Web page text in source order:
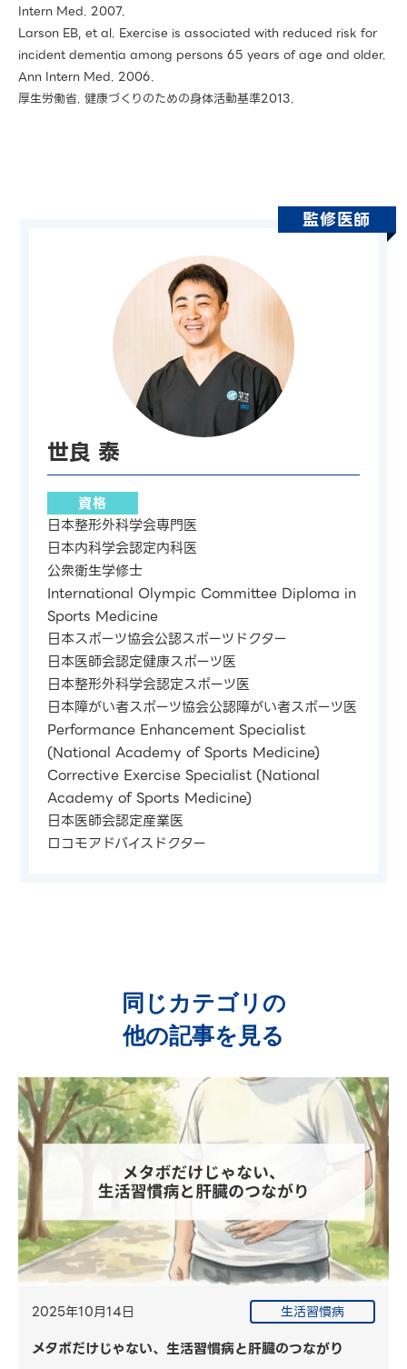
Intern Med. 2007.
Larson EB, et al. Exercise is associated with reduced risk for
incident dementia among persons 65 years of age and older.
Ann Intern Med. 2006.
厚生労働省. 健康づくりのための身体活動基準2013.
監修医師
世良 泰
資格
日本整形外科学会専門医
日本内科学会認定内科医
公衆衛生学修士
International Olympic Committee Diploma in
Sports Medicine
日本スポーツ協会公認スポーツドクター
日本医師会認定健康スポーツ医
日本整形外科学会認定スポーツ医
日本障がい者スポーツ協会公認障がい者スポーツ医
Performance Enhancement Specialist
(National Academy of Sports Medicine)
Corrective Exercise Specialist (National
Academy of Sports Medicine)
日本医師会認定産業医
ロコモアドバイスドクター
同じカテゴリの
他の記事を見る
2025年10月14日 生活習慣病
メタボだけじゃない、生活習慣病と肝臓のつながり